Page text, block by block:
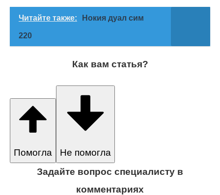
Читайте также: Нокия дуал сим
220
Как вам статья?
Помогла
Не помогла
Задайте вопрос специалисту в
комментариях